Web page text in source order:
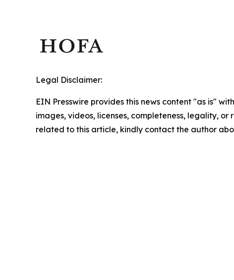
Legal Disclaimer:
EIN Presswire provides this news content "as is"
images, videos, licenses, completeness, legality,
related to this article, kindly contact the author